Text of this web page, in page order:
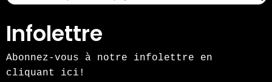
Infolettre
Abonnez-vous à notre infolettre en
cliquant ici!